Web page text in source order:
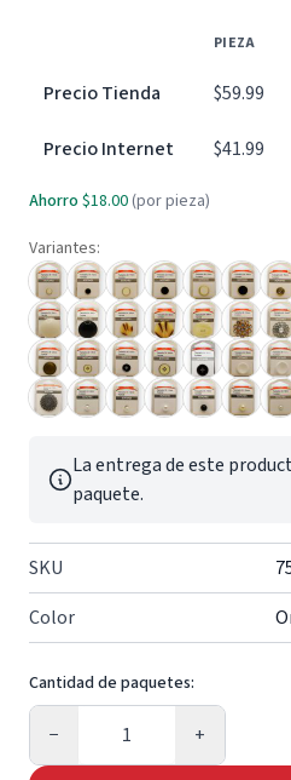
PIEZA
Precio Tienda $59.99
Precio Internet $41.99
Ahorro $18.00 (por pieza)
Variantes:
La entrega de este
paquete.
SKU
Color
Cantidad de paquetes:
−
Cantidad
+